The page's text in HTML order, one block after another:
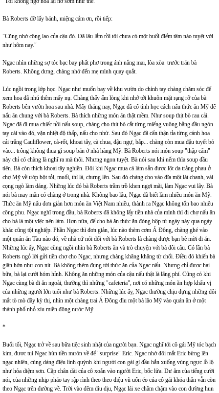
Bà Roberts đỡ lấy bánh, miệng cảm ơn, rồi tiếp:
"Cũng nhờ công lao của cậu đó. Đã lâu lắm rồi tôi chưa có một buổi điểm tâm nào tuyệt vời
như hôm nay."
Ngạc nhìn những sợ tóc bạc bay phất phơ trong ánh nắng mai, lòa xòa trước trán bà
Roberts. Không dưng, chàng nhớ đến mẹ mình quay quắt.
Lúc ngồi trong lớp học. Ngạc như muốn bay về khu vườn do chính tay chàng chăm sóc để
xem hoa đã nhú thêm mấy nụ. Chàng thấy ấm lòng khi nhớ tới khuôn mặt rạng rỡ của bà
Roberts bên vườn hoa sau nhà. Mấy tháng nay, Ngạc đã cố tình học cách nấu thức ăn Mỹ để
nấu ăn chung với bà Roberts. Bà thích những món ăn thật mềm. Như soup thịt bò rau cải.
Ngạc đã đi mua chiếc nồi nấu soup, chàng cho thịt bò cắt từng miếng vuông bằng đầu ngón
tay cái vào đó, vặn nhiệt độ thấp, nấu cho nhừ. Sau đó Ngạc đã cẩn thận tỉa từng cánh hoa
cải trắng Cauliflower, cà-rốt, khoai tây, cà chua, đậu ngự, bắp... chàng còn mua đậu tuyết bỏ
vào... trông không thua gì soup bán ở nhà hàng Mỹ. Bà Roberts nói món soup "thập cẩm"
này chỉ có chàng là nghĩ ra mà thôi. Nhưng ngon tuyệt. Bà nói sau khi nếm thìa soup đầu
tiên. Bà còn thích khoai tây nghiền. Đôi khi Ngạc mua cá làm sẵn được lột da trắng phau ở
chợ Mỹ về ướp bột tỏi, muối, thì là, chưng lên. Sau đó chàng cho vào đĩa một lát chanh, vài
cọng ngò làm dáng. Những lúc đó bà Roberts trầm trồ khen ngợi mãi, làm Ngạc vui lây. Bà
nói bà may mắn có chàng ở trong nhà. Không bao lâu, Ngạc đã biết làm nhiều món ăn Mỹ.
Thức ăn Mỹ nấu đơn giản hơn món ăn Việt Nam nhiều, thành ra Ngạc không tốn bao nhiêu
công phu. Ngạc nghĩ trong đầu, bà Roberts đã không lấy tiền nhà của mình thì đi chợ nấu ăn
cho bà là một việc nên làm. Hơn nữa, để cho bà ăn thức ăn đóng hộp từ ngày này qua ngày
khác cũng tội nghiệp. Phần Ngạc thì đơn giản, lúc nào thèm cơm Á Đông, chàng ghé vào
một quán ăn Tàu nào đó, về nhà cứ nói dối với bà Roberts là chàng được bạn bè mời đi ăn.
Những lúc ấy, Ngạc cũng ngồi nhìn bà Roberts ăn và trò chuyện với bà đôi câu. Có lần bà
Roberts ngỏ lời gửi tiền chợ cho Ngạc, nhưng chàng khăng khăng từ chối. Điều đó khiến bà
giận hờn như con nít. Bà không thèm đụng tới thức ăn của Ngạc nấu. Nhưng chỉ được hai
bữa, bà lại cưới hóm hỉnh. Không ăn những món của cậu nấu thật là lãng phí. Cũng có khi
Ngạc cùng bà đi ăn ngoài, thường thì những "cafeteria", nơi có những món ăn hợp khẩu vị
của những ngưới lớn tuổi như bà Roberts. Những lúc ấy, Ngạc thường chịu đựng những đôi
mắt tò mò đầy kỳ thị, nhìn một chàng trai Á Đông dìu một bà lão Mỹ vào quán ăn ở một
thành phố nhỏ xíu miền đông nước Mỹ.
*
Buổi tối, Ngạc trở về sau bữa tiệc sinh nhật của người bạn. Ngạc nghĩ tới cô gái Mỹ tóc bạch
kim, được tụi Ngạc hùn tiền mướn về để "surprise" Eric. Ngạc nhớ đôi mắt Eric bừng lên
ngạc nhiên, cùng dáng điệu lính quýnh khi người con gái gì đầu hắn xuống vùng ngực lồ lộ
như hỏa diệm sơn. Cặp chân dài của cô xoắn vào người Eric, bốc lửa. Dư âm của tiếng cười
nói, của những nhịp pháo tay rập rình theo theo điệu vũ uốn éo của cô gái khỏa thân vẫn còn
theo Ngạc trên đường về. Trời vào đêm dìu dịu, Ngạc lái xe chầm chậm vào con đường hun